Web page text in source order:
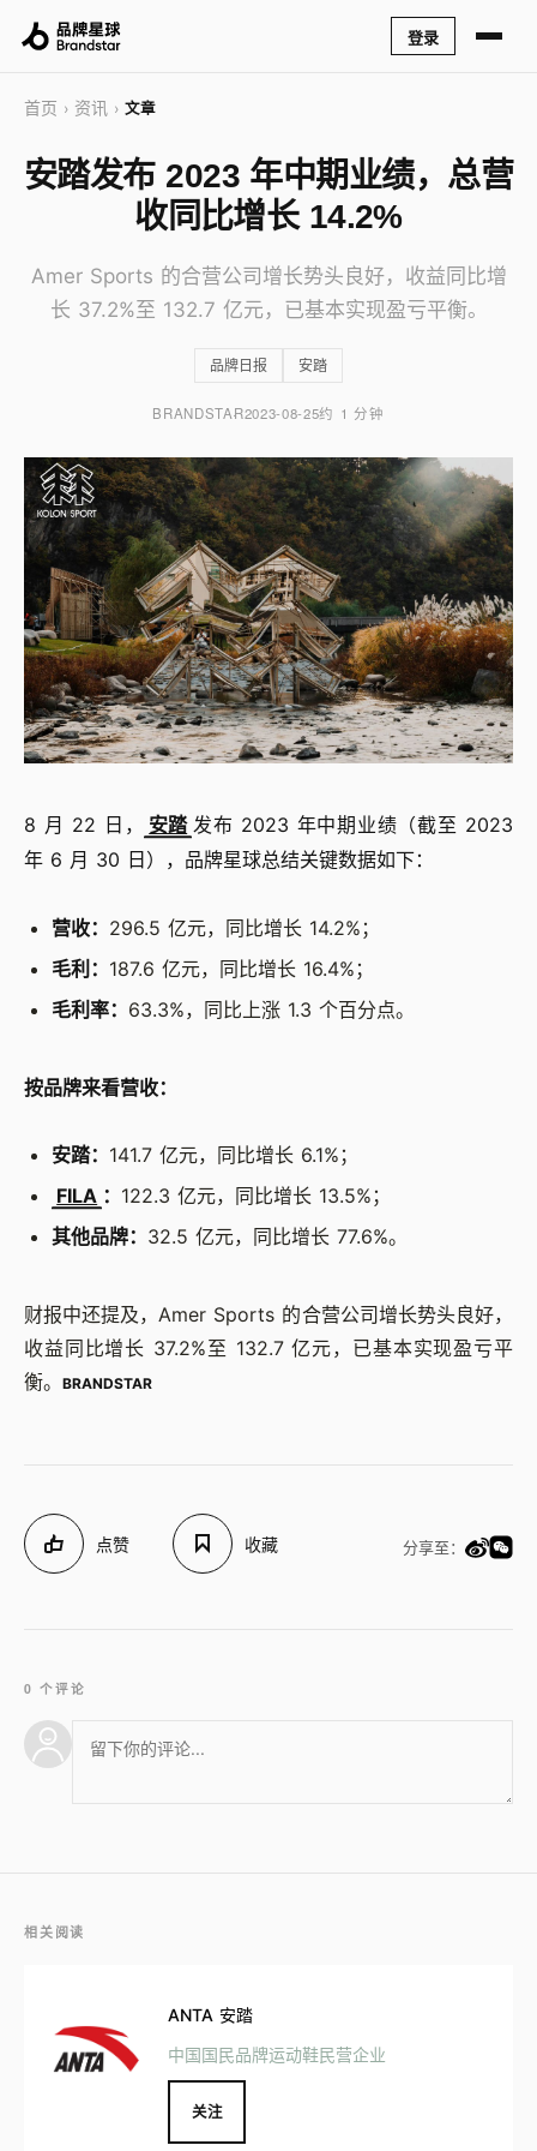
登录
首页 › 资讯 › 文章
安踏发布 2023 年中期业绩，总营
收同比增长 14.2%
Amer Sports 的合营公司增长势头良好，收益同比增
长 37.2%至 132.7 亿元，已基本实现盈亏平衡。
品牌日报 安踏
BRANDSTAR2023-08-25约 1 分钟
8 月 22 日， 安踏 发布 2023 年中期业绩（截至 2023
年 6 月 30 日），品牌星球总结关键数据如下：
营收： 296.5 亿元，同比增长 14.2%；
毛利： 187.6 亿元，同比增长 16.4%；
毛利率： 63.3%，同比上涨 1.3 个百分点。
按品牌来看营收：
安踏： 141.7 亿元，同比增长 6.1%；
FILA ： 122.3 亿元，同比增长 13.5%；
其他品牌： 32.5 亿元，同比增长 77.6%。
财报中还提及，Amer Sports 的合营公司增长势头良好，
收益同比增长 37.2%至 132.7 亿元，已基本实现盈亏平
衡。
BRANDSTAR
点赞 收藏 分享至：
0 个评论
相关阅读
ANTA 安踏
中国国民品牌运动鞋民营企业
关注